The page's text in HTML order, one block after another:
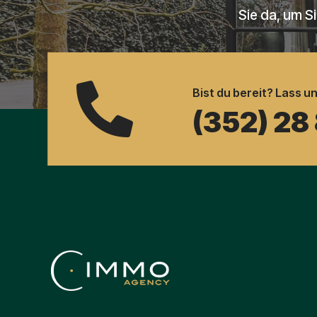
Sie da, um
 Bist du bereit? Lass
(352) 28